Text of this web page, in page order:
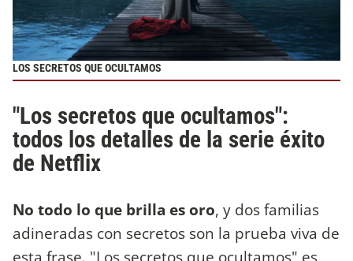
LOS SECRETOS QUE OCULTAMOS
"Los secretos que ocultamos":
todos los detalles de la serie éxito
de Netflix
No todo lo que brilla es oro, y dos familias
adineradas con secretos son la prueba viva de
esta frase. "Los secretos que ocultamos" es